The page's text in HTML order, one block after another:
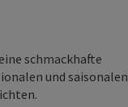
schmackhafte
und saisonalen